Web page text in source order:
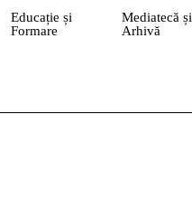
Educație și
Formare
Mediatecă și
Arhivă